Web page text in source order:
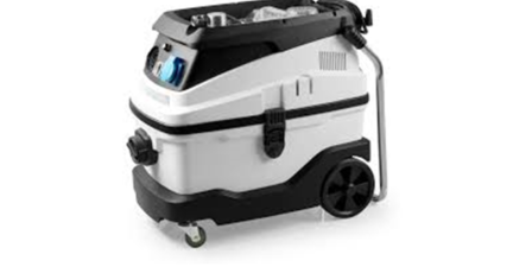
nella
pagina
del
prodotto